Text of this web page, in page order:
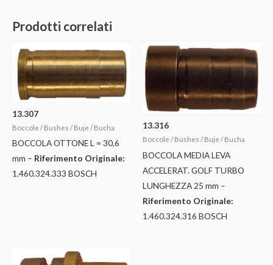
Prodotti correlati
13.307
Boccole / Bushes / Buje / Bucha
BOCCOLA OTTONE L = 30,6
mm – Riferimento Originale:
1.460.324.333 BOSCH
13.316
Boccole / Bushes / Buje / Bucha
BOCCOLA MEDIA LEVA
ACCELERAT. GOLF TURBO
LUNGHEZZA 25 mm –
Riferimento Originale:
1.460.324.316 BOSCH